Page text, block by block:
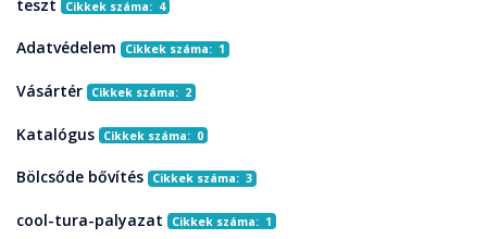
teszt Cikkek száma: 4
Adatvédelem Cikkek száma: 1
Vásártér Cikkek száma: 2
Katalógus Cikkek száma: 0
Bölcsőde bővítés Cikkek száma: 3
cool-tura-palyazat Cikkek száma: 1